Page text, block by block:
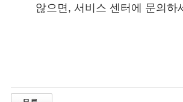
않으면, 서비스 센터에 문의하